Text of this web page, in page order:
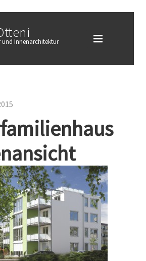
und Innenarchitektur